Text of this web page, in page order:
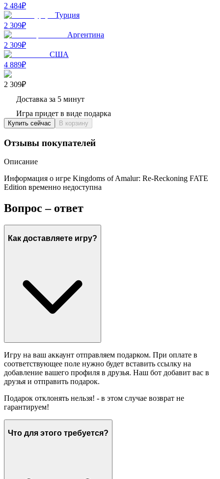
2 484₽
Турция
2 309₽
Аргентина
2 309₽
США
4 889₽
2 309₽
Доставка за 5 минут
Игра придет в виде подарка
Купить сейчас В корзину
Отзывы покупателей
Описание
Информация о игре Kingdoms of Amalur: Re-Reckoning FATE
Edition временно недоступна
Вопрос – ответ
Как доставляете игру?
Игру на ваш аккаунт отправляем подарком. При оплате в
соответствующее поле нужно будет вставить ссылку на
добавление вашего профиля в друзья. Наш бот добавит вас в
друзья и отправить подарок.
Подарок отклонять нельзя! - в этом случае возврат не
гарантируем!
Что для этого требуется?